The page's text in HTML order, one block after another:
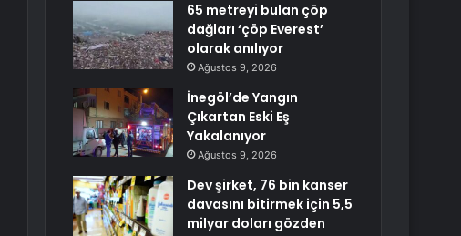
65 metreyi bulan çöp
dağları ‘çöp Everest’
olarak anılıyor
Ağustos 9, 2026
İnegöl’de Yangın
Çıkartan Eski Eş
Yakalanıyor
Ağustos 9, 2026
Dev şirket, 76 bin kanser
davasını bitirmek için 5,5
milyar doları gözden